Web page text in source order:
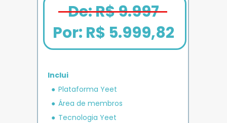
PLANO
IMPULSO
Parcele em até
12x de R$ 1.666,67
Inclui
Plataforma Yeet
Área de membros
Tecnologia Yeet
Bônus exclusivo
+ R$ 5.000
Yeet
Benefício exclusivo
De: R$ 9.997
Por: R$ 5.999,82